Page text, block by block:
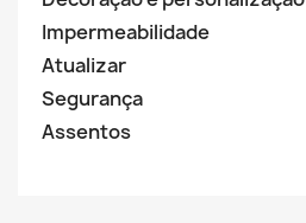
Impermeabilidade
Atualizar
Segurança
Assentos